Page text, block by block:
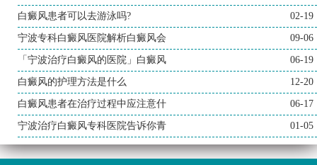
白癜风患者可以去游泳吗? 02-19
宁波专科白癜风医院解析白癜风会 09-06
「宁波治疗白癜风的医院」白癜风 06-19
白癜风的护理方法是什么 12-20
白癜风患者在治疗过程中应注意什 06-17
宁波治疗白癜风专科医院告诉你青 01-05